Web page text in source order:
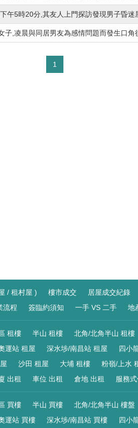
午5時20分,其友人上門探訪發現男子昏迷
子,凌晨與同居男友為感情問題而發生口角
1
/ 租村屋 ) 樓市成交 居屋成交紀錄
流程 簽臨約須知 一手 VS 二手 地
租樓 半山 租樓 北角/北角半山 租樓
運站 租屋 深水埗/南昌站 租屋 四小
沙田 租屋 大埔 租樓 粉嶺/上水
出租 車位 出租 倉地 出租 服務
買樓 半山 買樓 北角/北角半山 樓盤
運站 買樓 深水埗/南昌站 買樓 四小